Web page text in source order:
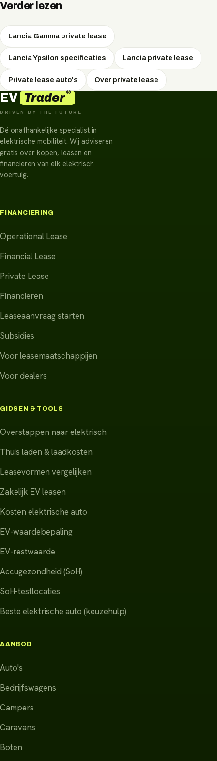
maandbedrag, net als onderhoud, banden,
Verder lezen
Lancia Gamma private lease
Lancia Ypsilon specificaties Lancia private lease
Private lease auto's Over private lease
EV Trader®
DRIVEN BY THE FUTURE
Dé onafhankelijke specialist in
elektrische mobiliteit. Wij adviseren
gratis over kopen, leasen en
financieren van elk elektrisch
voertuig.
FINANCIERING
Operational Lease
Financial Lease
Private Lease
Financieren
Leaseaanvraag starten
Subsidies
Voor leasemaatschappijen
Voor dealers
GIDSEN & TOOLS
Overstappen naar elektrisch
Thuis laden & laadkosten
Leasevormen vergelijken
Zakelijk EV leasen
Kosten elektrische auto
EV-waardebepaling
EV-restwaarde
Accugezondheid (SoH)
SoH-testlocaties
Beste elektrische auto (keuzehulp)
AANBOD
Auto's
Bedrijfswagens
Campers
Caravans
Boten